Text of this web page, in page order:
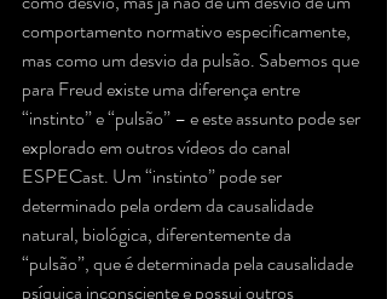
comportamento normativo especificamente,
mas como um desvio da pulsão. Sabemos que
para Freud existe uma diferença entre
“instinto” e “pulsão” – e este assunto pode ser
explorado em outros vídeos do canal
ESPECast. Um “instinto” pode ser
determinado pela ordem da causalidade
natural, biológica, diferentemente da
“pulsão”, que é determinada pela causalidade
psíquica inconsciente e possui outros